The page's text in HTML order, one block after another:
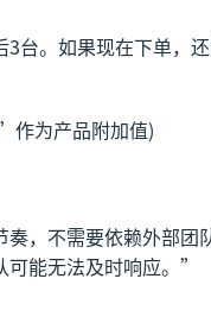
台。如果现在下单，
作为产品附加值)
，不需要依赖外部
能无法及时响应。”